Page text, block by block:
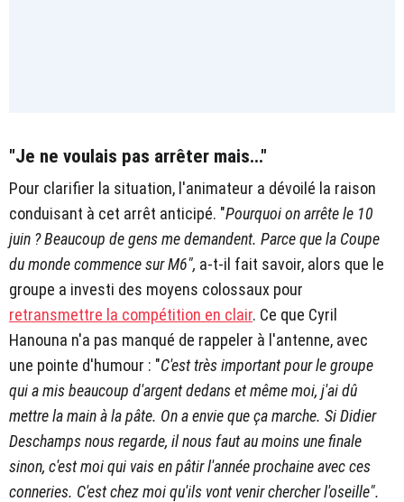
"Je ne voulais pas arrêter mais..."
Pour clarifier la situation, l'animateur a dévoilé la raison
conduisant à cet arrêt anticipé. "Pourquoi on arrête le 10
juin ? Beaucoup de gens me demandent. Parce que la Coupe
du monde commence sur M6", a-t-il fait savoir, alors que le
groupe a investi des moyens colossaux pour
retransmettre la compétition en clair. Ce que Cyril
Hanouna n'a pas manqué de rappeler à l'antenne, avec
une pointe d'humour : "C'est très important pour le groupe
qui a mis beaucoup d'argent dedans et même moi, j'ai dû
mettre la main à la pâte. On a envie que ça marche. Si Didier
Deschamps nous regarde, il nous faut au moins une finale
sinon, c'est moi qui vais en pâtir l'année prochaine avec ces
conneries. C'est chez moi qu'ils vont venir chercher l'oseille".